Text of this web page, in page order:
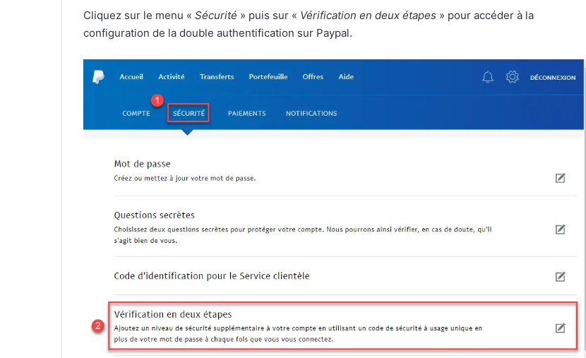
Cliquez sur le menu « Sécurité » puis sur « Vérification en deux étapes » pour accéder à la
configuration de la double authentification sur Paypal.